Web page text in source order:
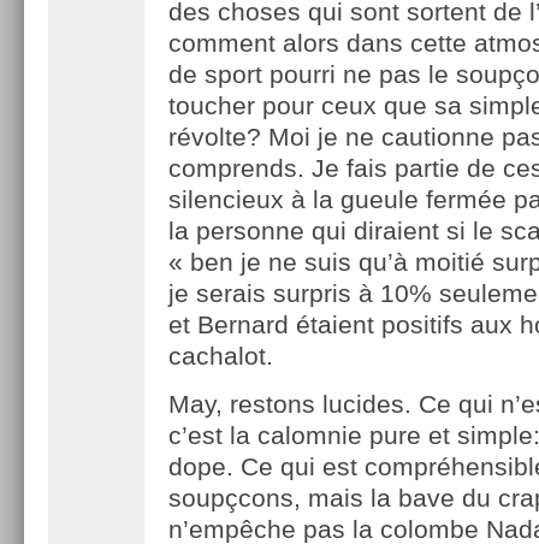
des choses qui sont sortent de
comment alors dans cette
de sport pourri ne pas le
toucher pour ceux que sa
révolte? Moi je ne cautionne
comprends. Je fais partie de
silencieux à la gueule fermée
la personne qui diraient si le
« ben je ne suis qu’à moitié
je serais surpris à 10%
et Bernard étaient positifs aux
cachalot.
May, restons lucides. Ce qui
c’est la calomnie pure et
dope. Ce qui est
soupçcons, mais la bave du
n’empêche pas la colombe